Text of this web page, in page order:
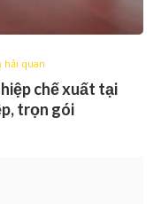
hải quan
chế xuất tại
trọn gói